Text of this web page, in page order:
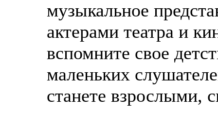
музыкальное
актерами театра и
вспомните свое
маленьких
станете